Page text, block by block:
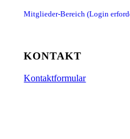
Mitglieder-Bereich (Login
KONTAKT
Kontaktformular